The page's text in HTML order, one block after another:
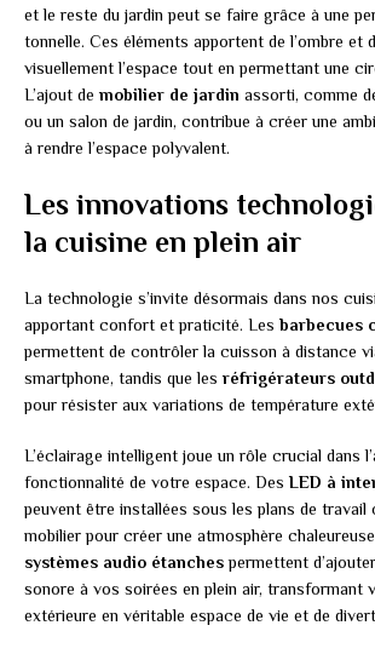
et le reste du jardin peut se faire grâce à une
tonnelle. Ces éléments apportent de l’ombre et
visuellement l’espace tout en permettant une
L’ajout de mobilier de jardin assorti, comme
ou un salon de jardin, contribue à créer une
à rendre l’espace polyvalent.
Les innovations
la cuisine en plein air
La technologie s’invite désormais dans nos
apportant confort et praticité. Lesbarbecues
permettent de contrôler la cuisson à distance
smartphone, tandis que les réfrigérateurs
pour résister aux variations de température
L’éclairage intelligent joue un rôle crucial dans
fonctionnalité de votre espace. DesLED à
peuvent être installées sous les plans de travail
mobilier pour créer une atmosphère
systèmes audio étanchespermettent
sonore à vos soirées en plein air, transformant
extérieure en véritable espace de vie et de